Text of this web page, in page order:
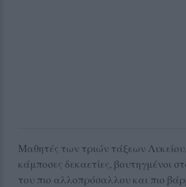
Μαθητές των τριών τάξεων
κάμποσες δεκαετίες, βουτηγμένοι
του πιο αλλοπρόσαλλου και πιο